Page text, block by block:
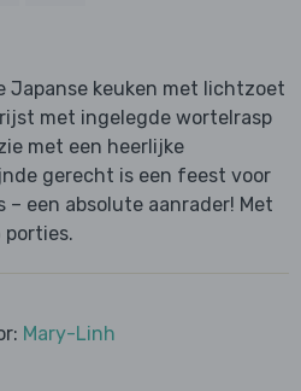
Japanse keuken met lichtzoet
met ingelegde wortelrasp
met een heerlijke
gerecht is een feest voor
– een absolute aanrader! Met
porties.
Mary-Linh